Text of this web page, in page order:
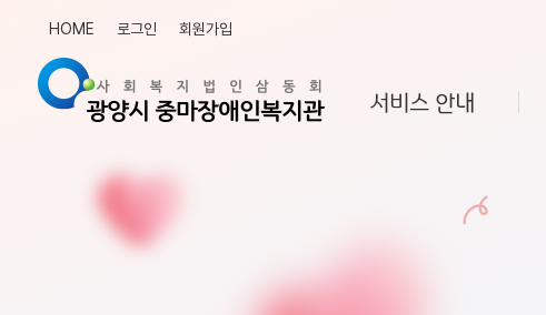
HOME 로그인 회원가입
서비스 안내